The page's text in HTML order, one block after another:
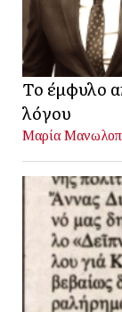
Το έμφυλο
λόγου
Μαρία